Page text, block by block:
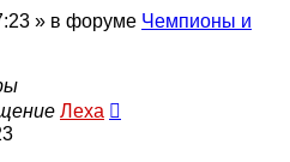
» в форуме Чемпионы и
Леха